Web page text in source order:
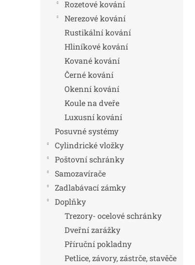
Rozetové kování
Nerezové kování
Rustikální kování
Hliníkové kování
Kované kování
Černé kování
Okenní kování
Koule na dveře
Luxusní kování
Posuvné systémy
Cylindrické vložky
Poštovní schránky
Samozavírače
Zadlabávací zámky
Doplňky
Trezory- ocelové schránky
Dveřní zarážky
Příruční pokladny
Petlice, závory, zástrče, stavěče